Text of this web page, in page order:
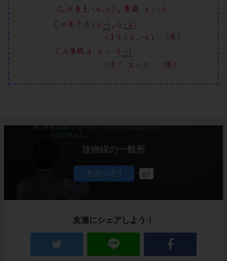
放物線の一般形
61
友達にシェアしよう！